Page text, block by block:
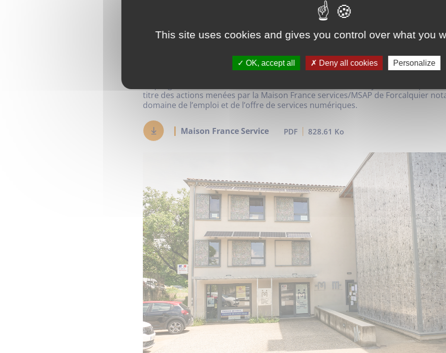
Pour répondre à des enjeux définis dans sa stratégie Smart Région voté en 2016
d’innovation et de médiation numérique, le programme régional « SUD LABS :
offres de service en matière d’innovation et de médiation numérique à
des offres de services numériques innovantes et impactantes dans les
numérique, de l’emploi, de la conception de produits et de services innovants.
titre des actions menées par la Maison France services/MSAP de Forcalquier
domaine de l’emploi et de l’offre de services numériques.
Maison France Service PDF 828.61 Ko
This site uses cookies and gives you control over what you
OK, accept all Deny all cookies Personalize